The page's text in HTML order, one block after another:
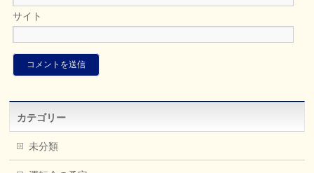
サイト
カテゴリー
未分類